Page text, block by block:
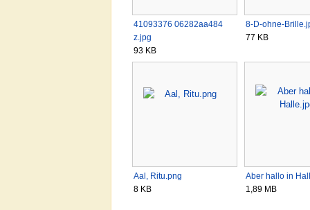
41093376 06282aa484
z.jpg
93 KB
8-D-ohne-
77 KB
Aal, Ritu.png
8 KB
Aber hallo in
1,89 MB